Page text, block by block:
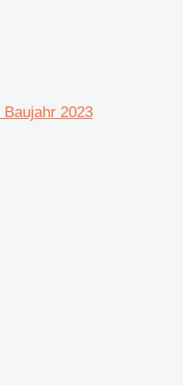
Baujahr 2023